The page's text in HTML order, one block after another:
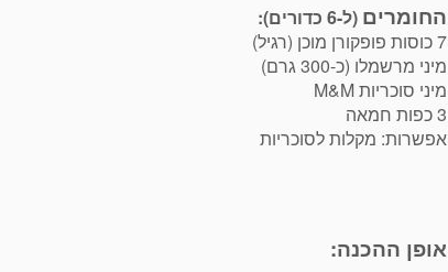
החומרים (ל-6 כדורים):
7 כוסות פופקורן מוכן (רגיל)
מיני מרשמלו (כ-300 גרם)
מיני סוכריות M&M
3 כפות חמאה
אפשרות: מקלות לסוכריות
אופן ההכנה: